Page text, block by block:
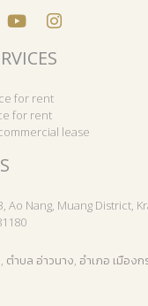
for rent
for rent
lease
Ao Nang, Muang District,
ตำบล อ่าวนาง, อำเภอ เมือง